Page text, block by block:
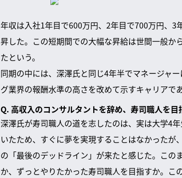
年収は入社1年目で600万円、2年目で700万円、
昇した。この短期間での大幅な昇給は世間一般か
たという。
同期の中には、深澤氏と同じ4年半でマネージャ
グ業界の報酬水準の高さを改めて示すキャリアで
Q. 高収入のコンサルタントを辞め、寿司職人を目
深澤氏が寿司職人の道を志したのは、実は大学4
いたため、すぐに夢を実現することはなかった
の「最後のデッドライン」が来たと感じた。こ
か、ずっとやりたかった寿司職人を目指すか。こ